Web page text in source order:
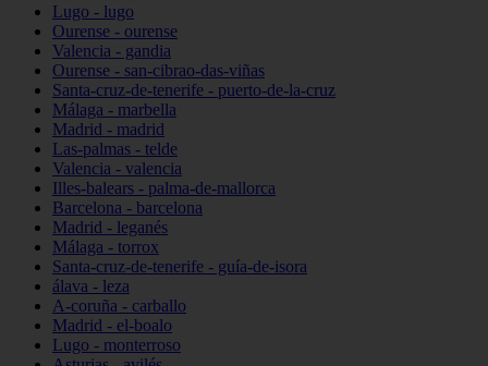
Lugo - lugo
Ourense - ourense
Valencia - gandia
Ourense - san-cibrao-das-viñas
Santa-cruz-de-tenerife - puerto-de-la-cruz
Málaga - marbella
Madrid - madrid
Las-palmas - telde
Valencia - valencia
Illes-balears - palma-de-mallorca
Barcelona - barcelona
Madrid - leganés
Málaga - torrox
Santa-cruz-de-tenerife - guía-de-isora
álava - leza
A-coruña - carballo
Madrid - el-boalo
Lugo - monterroso